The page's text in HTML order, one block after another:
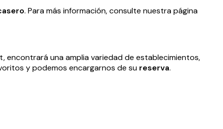
. Para más información, consulte nuestra página
encontrará una amplia variedad de establecimientos,
y podemos encargarnos de su reserva.